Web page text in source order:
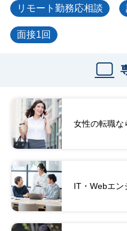
リモート勤務応相談
面接1回
女性の転職な
IT・Webエン